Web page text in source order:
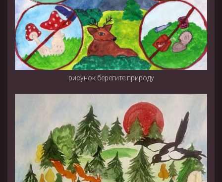
рисунок берегите природу